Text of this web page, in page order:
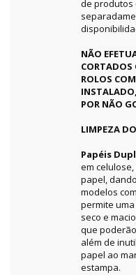
de produtos
NÃO
CORTADOS
ROLOS
POR NÃO
LIMPEZA
Papéis
em
papel,
modelos
permite
seco e
que
além de
papel ao
estampa.